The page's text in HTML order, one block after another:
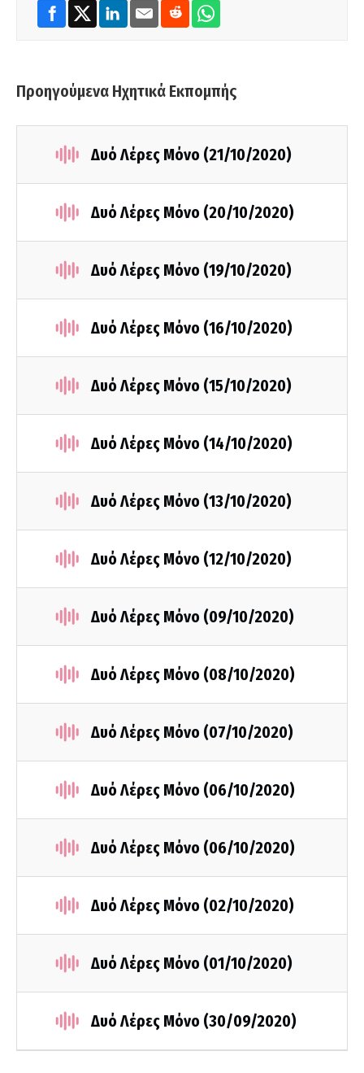
Προηγούμενα Ηχητικά Εκπομπής
Δυό Λέρες Μόνο (21/10/2020)
Δυό Λέρες Μόνο (20/10/2020)
Δυό Λέρες Μόνο (19/10/2020)
Δυό Λέρες Μόνο (16/10/2020)
Δυό Λέρες Μόνο (15/10/2020)
Δυό Λέρες Μόνο (14/10/2020)
Δυό Λέρες Μόνο (13/10/2020)
Δυό Λέρες Μόνο (12/10/2020)
Δυό Λέρες Μόνο (09/10/2020)
Δυό Λέρες Μόνο (08/10/2020)
Δυό Λέρες Μόνο (07/10/2020)
Δυό Λέρες Μόνο (06/10/2020)
Δυό Λέρες Μόνο (06/10/2020)
Δυό Λέρες Μόνο (02/10/2020)
Δυό Λέρες Μόνο (01/10/2020)
Δυό Λέρες Μόνο (30/09/2020)